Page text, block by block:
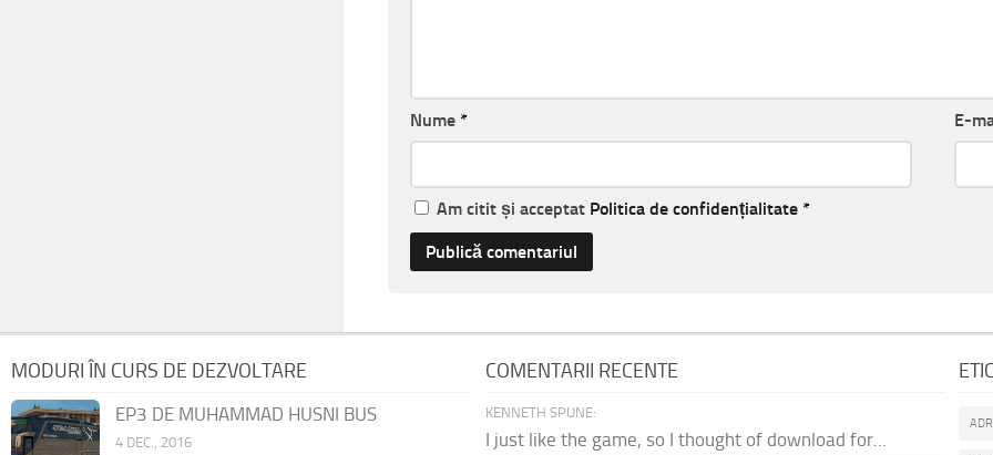
Nume * E-
Am citit și acceptat Politica de confidențialitate *
MODURI ÎN CURS DE DEZVOLTARE
EP3 DE MUHAMMAD HUSNI BUS
4 DEC., 2016
COMENTARII RECENTE
KENNETH SPUNE:
I just like the game, so I thought of download for...
ADR